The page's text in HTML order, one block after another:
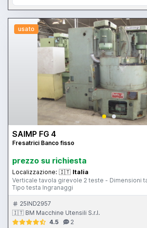
usato
SAIMP FG 4
Fresatrici Banco fisso
prezzo su richiesta
Localizzazione: 🇮🇹 Italia
Verticale tavola girevole 2 teste - Dimensioni
Tipo testa Ingranaggi
25IND2957
🇮🇹 BM Macchine Utensili S.r.l.
4.5
2